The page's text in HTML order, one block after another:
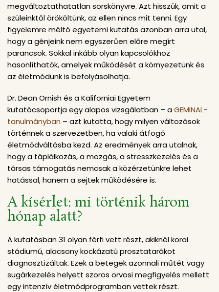
megváltoztathatatlan sorskönyvre. Azt hisszük, amit a
szüleinktől örököltünk, az ellen nincs mit tenni. Egy
figyelemre méltó egyetemi kutatás azonban arra utal,
hogy a génjeink nem egyszerűen előre megírt
parancsok. Sokkal inkább olyan kapcsolókhoz
hasonlíthatók, amelyek működését a környezetünk és
az életmódunk is befolyásolhatja.
Dr. Dean Ornish és a Kaliforniai Egyetem
kutatócsoportja egy alapos vizsgálatban – aGEMINAL-
tanulmányban – azt kutatta, hogy milyen változások
történnek a szervezetben, ha valaki átfogó
életmódváltásba kezd. Az eredmények arra utalnak,
hogy a táplálkozás, a mozgás, a stresszkezelés és a
társas támogatás nemcsak a közérzetünkre lehet
hatással, hanem a sejtek működésére is.
A kísérlet: mi történik három
hónap alatt?
A kutatásban 31 olyan férfi vett részt, akiknél korai
stádiumú, alacsony kockázatú prosztatarákot
diagnosztizáltak. Ezek a betegek azonnali műtét vagy
sugárkezelés helyett szoros orvosi megfigyelés mellett
egy intenzív életmódprogramban vettek részt.